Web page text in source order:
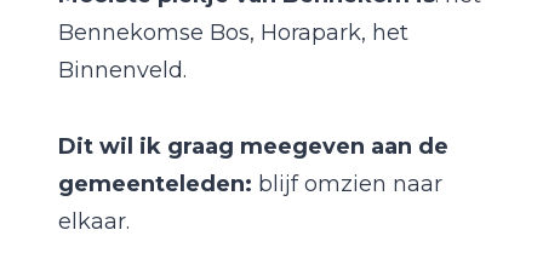
Bennekomse Bos, Horapark, het
Binnenveld.
Dit wil ik graag meegeven aan de
gemeenteleden: blijf omzien naar
elkaar.